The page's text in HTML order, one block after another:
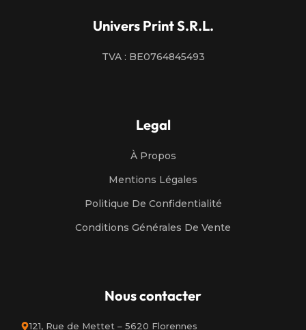
Univers Print S.R.L.
TVA : BE0764845493
Legal
À Propos
Mentions Légales
Politique De Confidentialité
Conditions Générales De Vente
Nous contacter
121, Rue de Mettet – 5620 Florennes